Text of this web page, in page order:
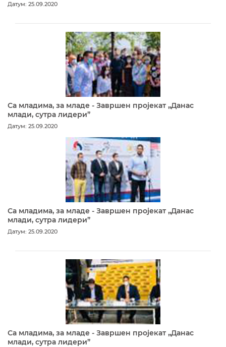
Датум: 25.09.2020
Са младима, за младе - Завршен пројекат „Данас
млади, сутра лидери”
Датум: 25.09.2020
Са младима, за младе - Завршен пројекат „Данас
млади, сутра лидери”
Датум: 25.09.2020
Са младима, за младе - Завршен пројекат „Данас
млади, сутра лидери”